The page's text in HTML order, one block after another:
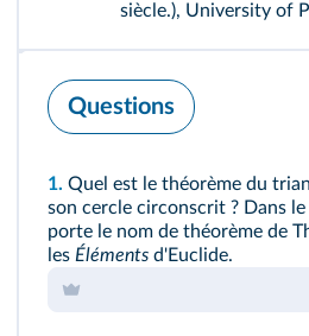
siècle.), University of
Questions
1. Quel est le théorème du
son cercle circonscrit ? Dans
porte le nom de théorème de
les Éléments d'Euclide.